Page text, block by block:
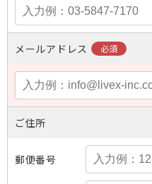
メールアドレス
ご住所
郵便番号